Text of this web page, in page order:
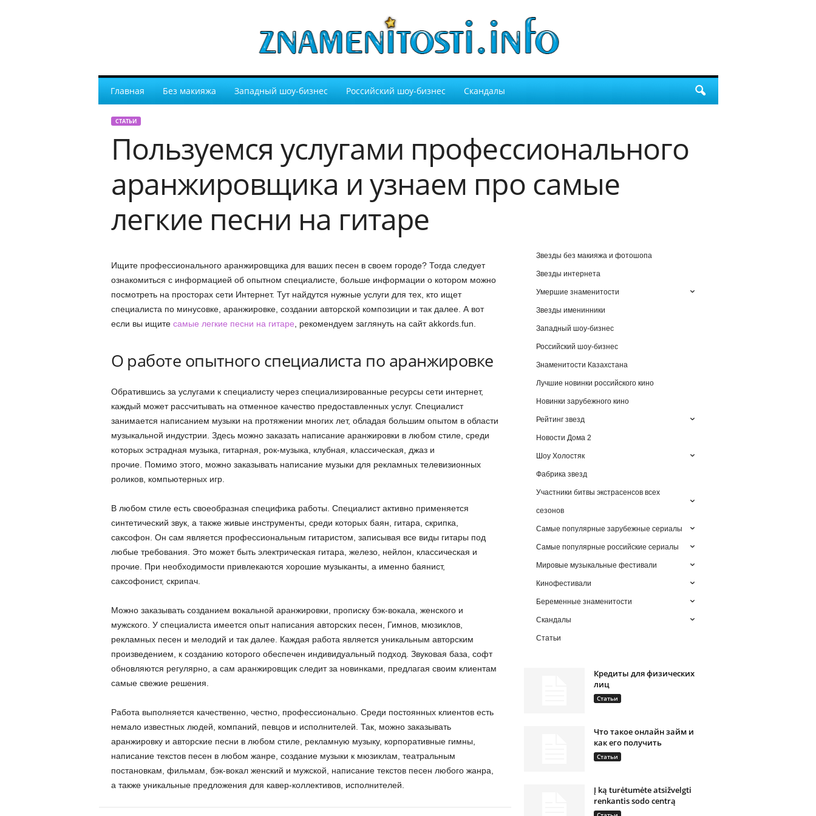
Главная Без макияжа Западный шоу-бизнес Российский шоу-бизнес Скандалы
СТАТЬИ
Пользуемся услугами профессионального
аранжировщика и узнаем про самые
легкие песни на гитаре
Ищите профессионального аранжировщика для ваших песен в своем городе? Тогда следует
ознакомиться с информацией об опытном специалисте, больше информации о котором можно
посмотреть на просторах сети Интернет. Тут найдутся нужные услуги для тех, кто ищет
специалиста по минусовке, аранжировке, создании авторской композиции и так далее. А вот
если вы ищите самые легкие песни на гитаре , рекомендуем заглянуть на сайт akkords.fun.
О работе опытного специалиста по аранжировке
Обратившись за услугами к специалисту через специализированные ресурсы сети интернет,
каждый может рассчитывать на отменное качество предоставленных услуг. Специалист
занимается написанием музыки на протяжении многих лет, обладая большим опытом в области
музыкальной индустрии. Здесь можно заказать написание аранжировки в любом стиле, среди
которых эстрадная музыка, гитарная, рок-музыка, клубная, классическая, джаз и
прочие. Помимо этого, можно заказывать написание музыки для рекламных телевизионных
роликов, компьютерных игр.
В любом стиле есть своеобразная специфика работы. Специалист активно применяется
синтетический звук, а также живые инструменты, среди которых баян, гитара, скрипка,
саксофон. Он сам является профессиональным гитаристом, записывая все виды гитары под
любые требования. Это может быть электрическая гитара, железо, нейлон, классическая и
прочие. При необходимости привлекаются хорошие музыканты, а именно баянист,
саксофонист, скрипач.
Можно заказывать созданием вокальной аранжировки, прописку бэк-вокала, женского и
мужского. У специалиста имеется опыт написания авторских песен, Гимнов, мюзиклов,
рекламных песен и мелодий и так далее. Каждая работа является уникальным авторским
произведением, к созданию которого обеспечен индивидуальный подход. Звуковая база, софт
обновляются регулярно, а сам аранжировщик следит за новинками, предлагая своим клиентам
самые свежие решения.
Работа выполняется качественно, честно, профессионально. Среди постоянных клиентов есть
немало известных людей, компаний, певцов и исполнителей. Так, можно заказывать
аранжировку и авторские песни в любом стиле, рекламную музыку, корпоративные гимны,
написание текстов песен в любом жанре, создание музыки к мюзиклам, театральным
постановкам, фильмам, бэк-вокал женский и мужской, написание текстов песен любого жанра,
а также уникальные предложения для кавер-коллективов, исполнителей.
Звезды без макияжа и фотошопа
Звезды интернета
Умершие знаменитости
Звезды именинники
Западный шоу-бизнес
Российский шоу-бизнес
Знаменитости Казахстана
Лучшие новинки российского кино
Новинки зарубежного кино
Рейтинг звезд
Новости Дома 2
Шоу Холостяк
Фабрика звезд
Участники битвы экстрасенсов всех
сезонов
Самые популярные зарубежные сериалы
Самые популярные российские сериалы
Мировые музыкальные фестивали
Кинофестивали
Беременные знаменитости
Скандалы
Статьи
Кредиты для физических
лиц
Статьи
Что такое онлайн займ и
как его получить
Статьи
Į ką turėtumėte atsižvelgti
renkantis sodo centrą